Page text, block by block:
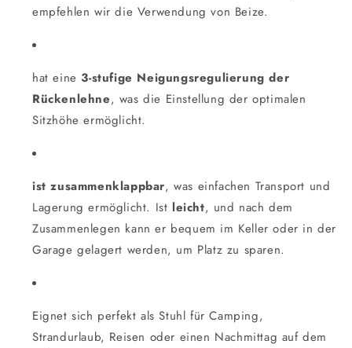
empfehlen wir die Verwendung von Beize.
hat eine 3-stufige Neigungsregulierung der
Rückenlehne, was die Einstellung der optimalen
Sitzhöhe ermöglicht.
ist zusammenklappbar, was einfachen Transport und
Lagerung ermöglicht. Ist leicht, und nach dem
Zusammenlegen kann er bequem im Keller oder in der
Garage gelagert werden, um Platz zu sparen.
Eignet sich perfekt als Stuhl für Camping,
Strandurlaub, Reisen oder einen Nachmittag auf dem